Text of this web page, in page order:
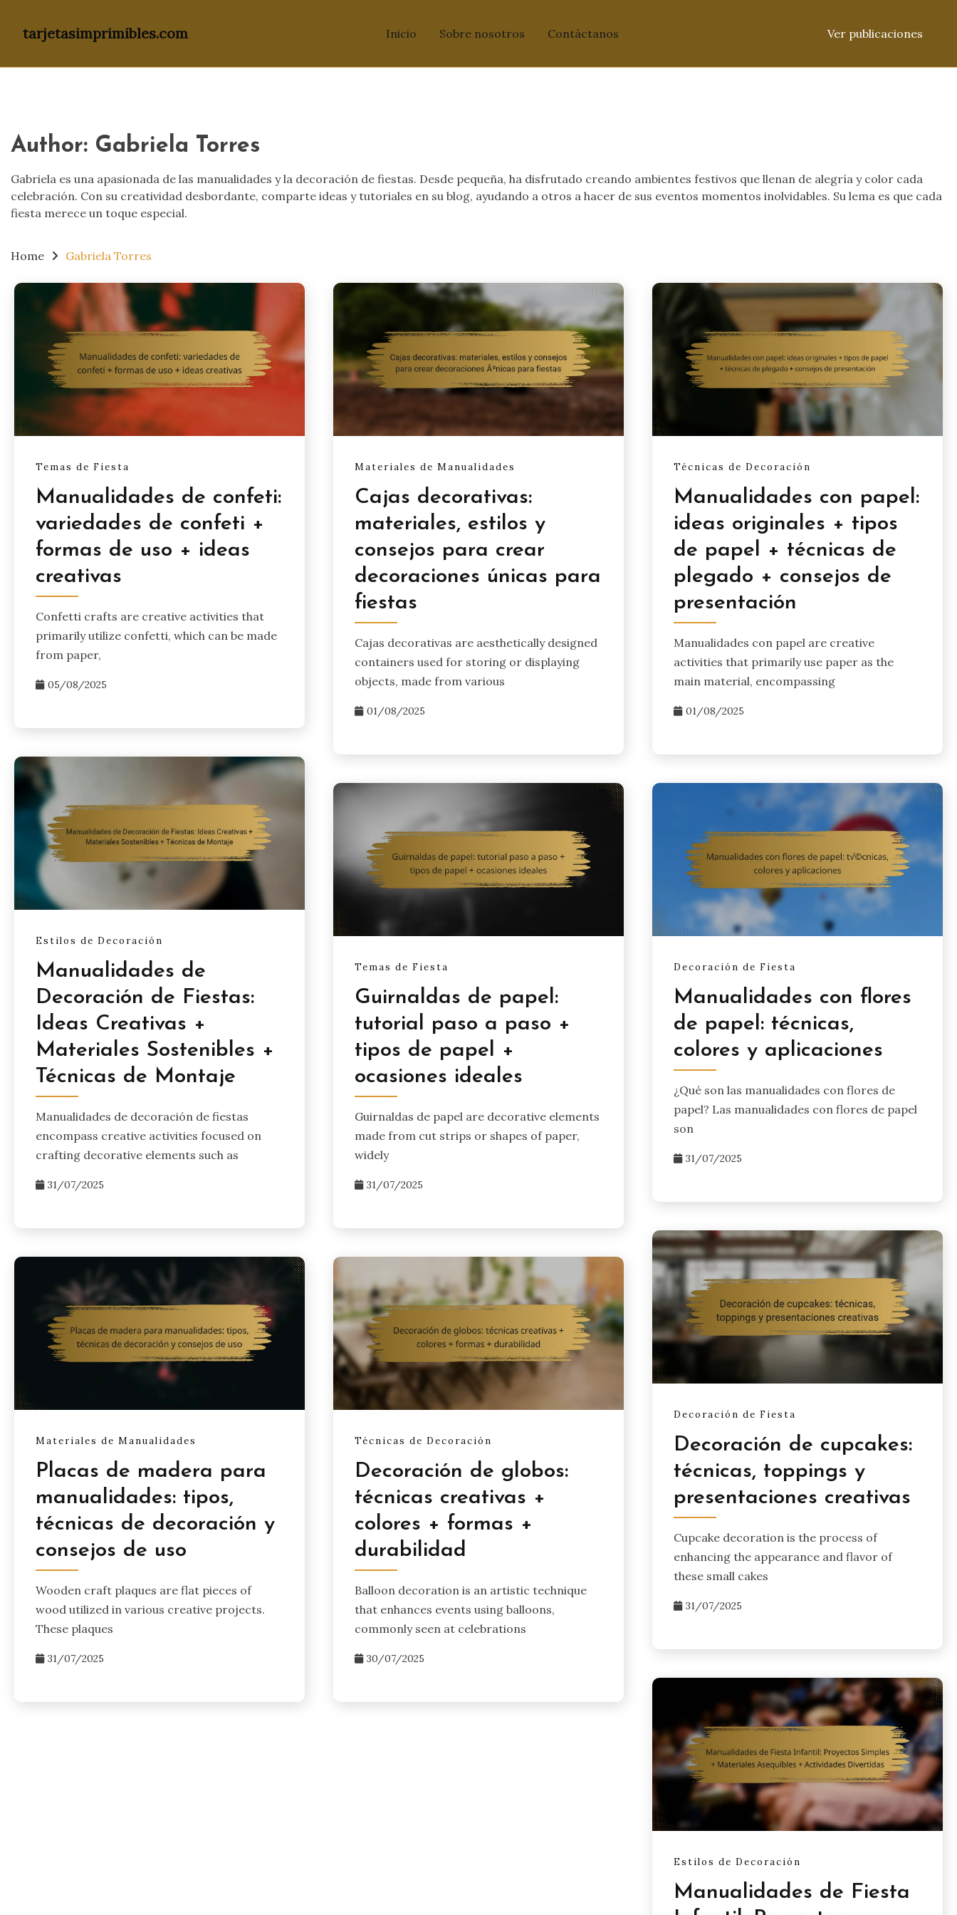
tarjetasimprimibles.com Inicio Sobre nosotros Contáctanos Ver publicaciones
Author: Gabriela Torres
Gabriela es una apasionada de las manualidades y la decoración de fiestas. Desde pequeña, ha disfrutado creando ambientes festivos que llenan de alegría y color cada
celebración. Con su creatividad desbordante, comparte ideas y tutoriales en su blog, ayudando a otros a hacer de sus eventos momentos inolvidables. Su lema es que cada
fiesta merece un toque especial.
Home Gabriela Torres
Temas de Fiesta
Manualidades de confeti:
variedades de confeti +
formas de uso + ideas
creativas
Confetti crafts are creative activities that
primarily utilize confetti, which can be made
from paper,
05/08/2025
Materiales de Manualidades
Cajas decorativas:
materiales, estilos y
consejos para crear
decoraciones únicas para
fiestas
Cajas decorativas are aesthetically designed
containers used for storing or displaying
objects, made from various
01/08/2025
Técnicas de Decoración
Manualidades con papel:
ideas originales + tipos
de papel + técnicas de
plegado + consejos de
presentación
Manualidades con papel are creative
activities that primarily use paper as the
main material, encompassing
01/08/2025
Estilos de Decoración
Manualidades de
Decoración de Fiestas:
Ideas Creativas +
Materiales Sostenibles +
Técnicas de Montaje
Manualidades de decoración de fiestas
encompass creative activities focused on
crafting decorative elements such as
31/07/2025
Temas de Fiesta
Guirnaldas de papel:
tutorial paso a paso +
tipos de papel +
ocasiones ideales
Guirnaldas de papel are decorative elements
made from cut strips or shapes of paper,
widely
31/07/2025
Decoración de Fiesta
Manualidades con flores
de papel: técnicas,
colores y aplicaciones
¿Qué son las manualidades con flores de
papel? Las manualidades con flores de papel
son
31/07/2025
Decoración de Fiesta
Decoración de cupcakes:
técnicas, toppings y
presentaciones creativas
Cupcake decoration is the process of
enhancing the appearance and flavor of
these small cakes
31/07/2025
Materiales de Manualidades
Placas de madera para
manualidades: tipos,
técnicas de decoración y
consejos de uso
Wooden craft plaques are flat pieces of
wood utilized in various creative projects.
These plaques
31/07/2025
Técnicas de Decoración
Decoración de globos:
técnicas creativas +
colores + formas +
durabilidad
Balloon decoration is an artistic technique
that enhances events using balloons,
commonly seen at celebrations
30/07/2025
Estilos de Decoración
Manualidades de Fiesta